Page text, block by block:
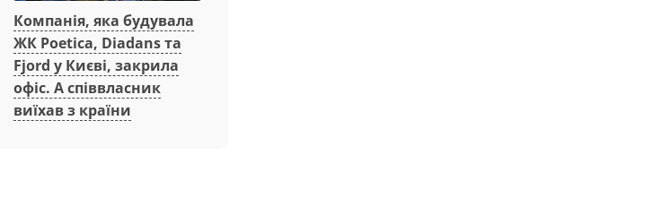
Компанія, яка будувала
ЖК Poetica, Diadans та
Fjord у Києві, закрила
офіс. А співвласник
виїхав з країни